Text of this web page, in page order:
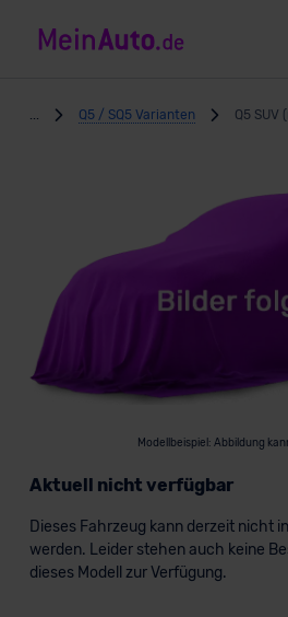
Q5 / SQ5 Varianten Q5 SUV
Modellbeispiel: Abbildung
Aktuell nicht verfügbar
Dieses Fahrzeug kann derzeit nicht
werden. Leider stehen auch keine
dieses Modell zur Verfügung.